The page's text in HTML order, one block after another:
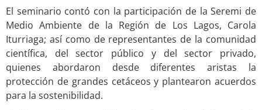
El seminario contó con la participación de la Seremi de
Medio Ambiente de la Región de Los Lagos, Carola
Iturriaga; así como de representantes de la comunidad
científica, del sector público y del sector privado,
quienes abordaron desde diferentes aristas la
protección de grandes cetáceos y plantearon acuerdos
para la sostenibilidad.